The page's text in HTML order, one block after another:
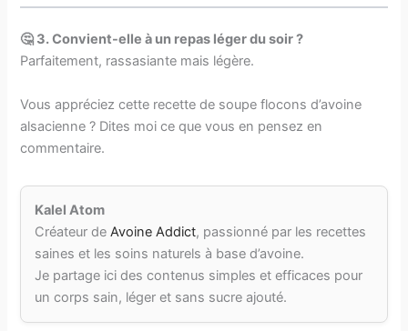
🤔 3. Convient-elle à un repas léger du soir ?
Parfaitement, rassasiante mais légère.
Vous appréciez cette recette de soupe flocons d’avoine
alsacienne​ ? Dites moi ce que vous en pensez en
commentaire.
Kalel Atom
Créateur deAvoine Addict, passionné par les recettes
saines et les soins naturels à base d’avoine.
Je partage ici des contenus simples et efficaces pour
un corps sain, léger et sans sucre ajouté.